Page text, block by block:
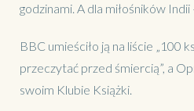
godzinami. A dla miłośników
BBC umieściło ją na liście „100
przeczytać przed śmiercią”, a
swoim Klubie Książki.